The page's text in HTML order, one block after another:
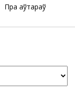
Пра аўтараў